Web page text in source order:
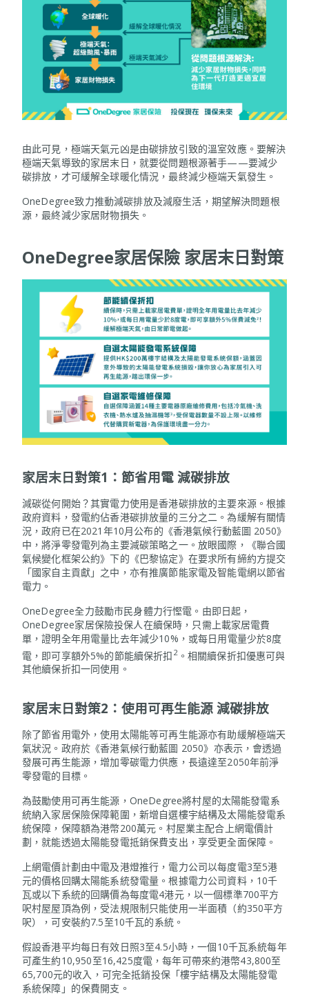
由此可見，極端天氣元凶是由碳排放引致的溫室效應。要解決
極端天氣導致的家居末日，就要從問題根源著手——要減少
碳排放，才可緩解全球暖化情況，最終減少極端天氣發生。
OneDegree致力推動減碳排放及減廢生活，期望解決問題根
源，最終減少家居財物損失。
OneDegree家居保險 家居末日對策
家居末日對策1：節省用電 減碳排放
減碳從何開始？其實電力使用是香港碳排放的主要來源。根據
政府資料，發電約佔香港碳排放量的三分之二。為緩解有關情
況，政府已在2021年10月公布的《香港氣候行動藍圖 2050》
中，將淨零發電列為主要減碳策略之一。放眼國際，《聯合國
氣候變化框架公約》下的《巴黎協定》在要求所有締約方提交
「國家自主貢獻」之中，亦有推廣節能家電及智能電網以節省
電力。
OneDegree全力鼓勵市民身體力行慳電。由即日起，
OneDegree家居保險投保人在續保時，只需上載家居電費
單，證明全年用電量比去年減少10%，或每日用電量少於8度
電，即可享額外5%的節能續保折扣 2。相關續保折扣優惠可與
其他續保折扣一同使用。
家居末日對策2：使用可再生能源 減碳排放
除了節省用電外，使用太陽能等可再生能源亦有助緩解極端天
氣狀況。政府於《香港氣候行動藍圖 2050》亦表示，會透過
發展可再生能源，增加零碳電力供應，長遠達至2050年前淨
零發電的目標。
為鼓勵使用可再生能源，OneDegree將村屋的太陽能發電系
統納入家居保險保障範圍，新增自選樓宇結構及太陽能發電系
統保障，保障額為港幣200萬元。村屋業主配合上網電價計
劃，就能透過太陽能發電抵銷保費支出，享受更全面保障。
上網電價計劃由中電及港燈推行，電力公司以每度電3至5港
元的價格回購太陽能系統發電量。根據電力公司資料，10千
瓦或以下系統的回購價為每度電4港元，以一個標準700平方
呎村屋屋頂為例，受法規限制只能使用一半面積（約350平方
呎），可安裝約7.5至10千瓦的系統。
假設香港平均每日有效日照3至4.5小時，一個10千瓦系統每年
可產生約10,950至16,425度電，每年可帶來約港幣43,800至
65,700元的收入，可完全抵銷投保「樓宇結構及太陽能發電
系統保障」的保費開支。